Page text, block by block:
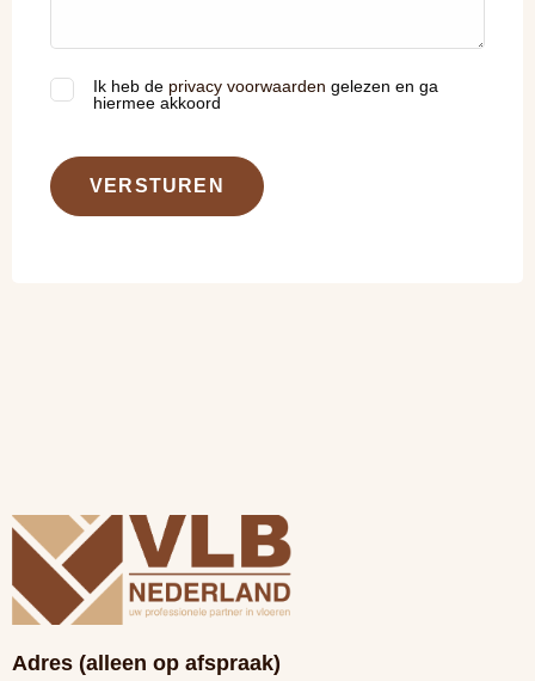
(Vereist)Ik heb de privacy voorwaarden gelezen en ga
hiermee akkoord
VERSTUREN
Adres (alleen op afspraak)